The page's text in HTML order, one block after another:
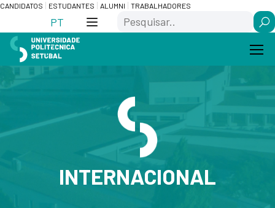
Skip
Content
Saltar
navegação
CANDIDATOS ESTUDANTES ALUMNI TRABALHADORES
PT Search
INTERNACIONAL